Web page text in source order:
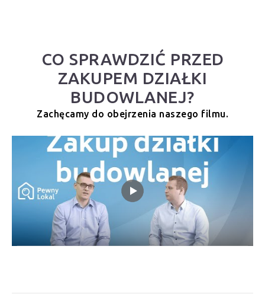
CO SPRAWDZIĆ PRZED
ZAKUPEM DZIAŁKI
BUDOWLANEJ?
Zachęcamy do obejrzenia naszego filmu.